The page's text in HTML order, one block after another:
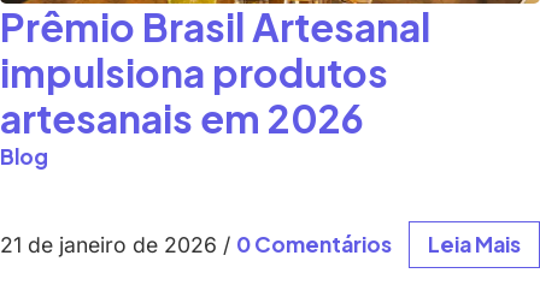
Prêmio Brasil Artesanal
impulsiona produtos
artesanais em 2026
Blog
21 de janeiro de 2026 / 0 Comentários Leia Mais